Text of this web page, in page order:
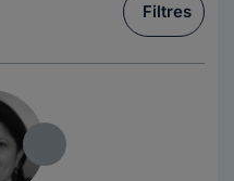
Filtres